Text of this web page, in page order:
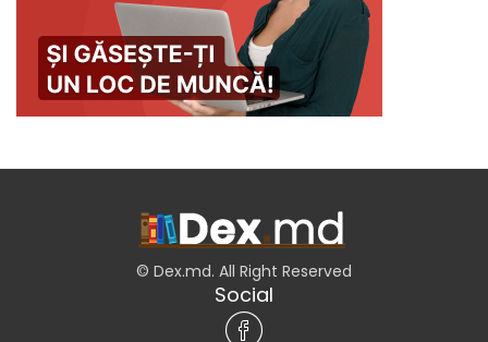
© Dex.md. All Right Reserved
Social